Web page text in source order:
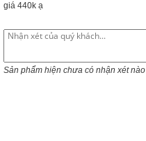
giá 440k ạ
Sản phẩm hiện chưa có nhận xét nào